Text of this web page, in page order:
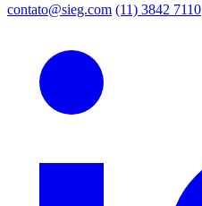
contato@sieg.com (11) 3842 7110